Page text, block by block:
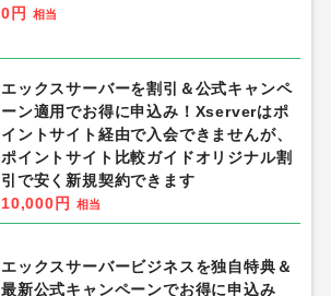
0円
相当
エックスサーバーを割引＆公式キャンペ
ーン適用でお得に申込み！Xserverはポ
イントサイト経由で入会できませんが、
ポイントサイト比較ガイドオリジナル割
引で安く新規契約できます
10,000円
相当
エックスサーバービジネスを独自特典＆
最新公式キャンペーンでお得に申込み